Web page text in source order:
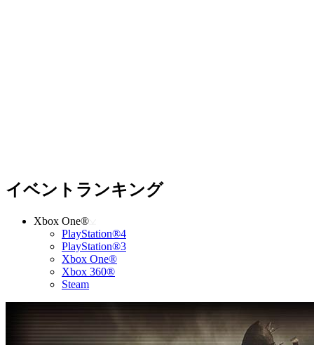
イベントランキング
Xbox One®
PlayStation®4
PlayStation®3
Xbox One®
Xbox 360®
Steam